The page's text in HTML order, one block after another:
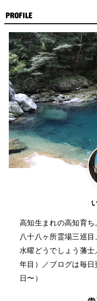
PROFILE
高知生まれの高知育ち
八十八ヶ所霊場三巡
水曜どうでしょう藩
年目）／ブログは毎
日〜）